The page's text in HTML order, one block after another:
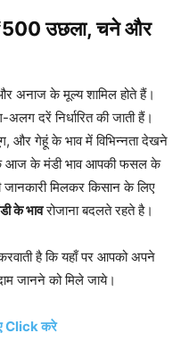
₹500 उछला, चने और
अनाज के मूल्य शामिल होते हैं।
दरें निर्धारित की जाती हैं।
और गेहूं के भाव में विभिन्नता देखने
आज के मंडी भाव आपकी फसल के
मिलकर किसान के लिए
के भावरोजाना बदलते रहते है।
है कि यहाँ पर आपको अपने
जानने को मिले जाये।
Click करे